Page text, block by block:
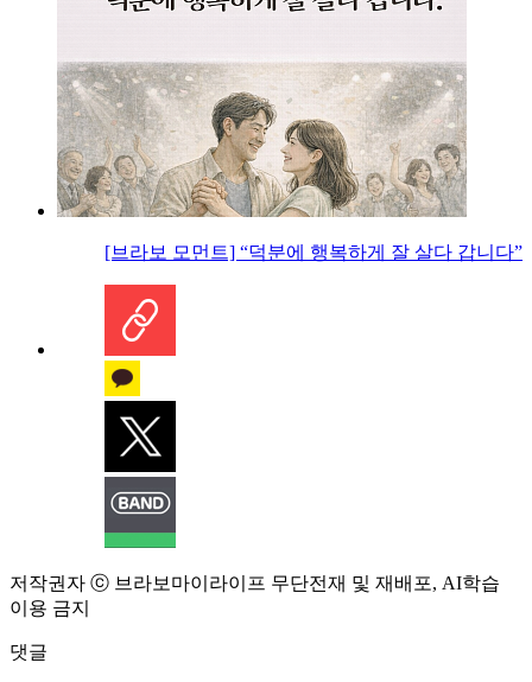
[브라보 모먼트] “덕분에 행복하게 잘 살다 갑니다”
저작권자 ⓒ 브라보마이라이프 무단전재 및 재배포, AI학습
이용 금지
댓글